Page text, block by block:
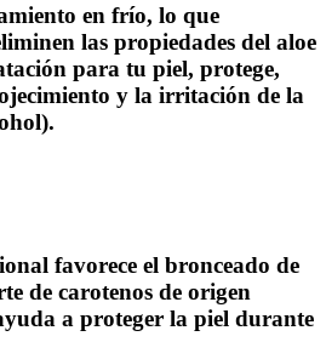
en frío, lo que
las propiedades del aloe
para tu piel, protege,
y la irritación de la
favorece el bronceado de
de carotenos de origen
a proteger la piel durante